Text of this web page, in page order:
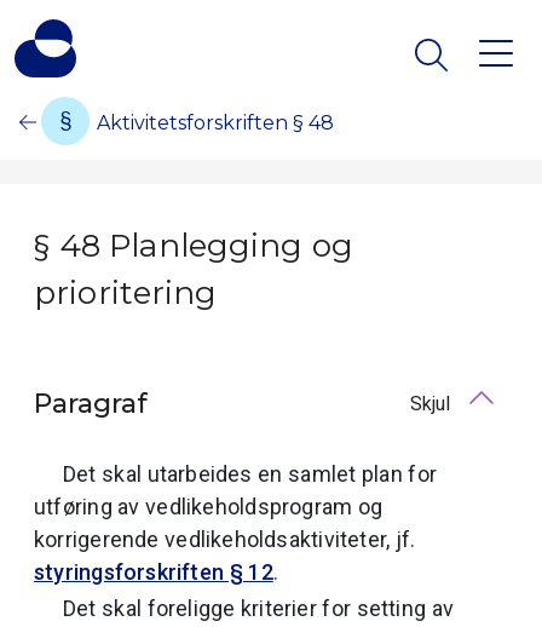
Aktivitetsforskriften § 48
§ 48 Planlegging og
prioritering
Paragraf Skjul
Det skal utarbeides en samlet plan for
utføring av vedlikeholdsprogram og
korrigerende vedlikeholdsaktiviteter, jf.
styringsforskriften § 12.
Det skal foreligge kriterier for setting av